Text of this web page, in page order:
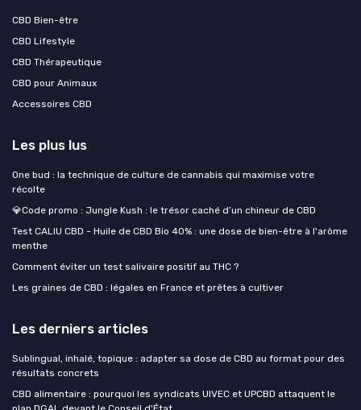
CBD Bien-être
CBD Lifestyle
CBD Thérapeutique
CBD pour Animaux
Accessoires CBD
Les plus lus
One bud : la technique de culture de cannabis qui maximise votre
récolte
💎Code promo : Jungle Kush : le trésor caché d’un chineur de CBD
Test CALIU CBD - Huile de CBD Bio 40% : une dose de bien-être à l'arôme
menthe
Comment éviter un test salivaire positif au THC ?
Les graines de CBD : légales en France et prêtes à cultiver
Les derniers articles
Sublingual, inhalé, topique : adapter sa dose de CBD au format pour des
résultats concrets
CBD alimentaire : pourquoi les syndicats UIVEC et UPCBD attaquent le